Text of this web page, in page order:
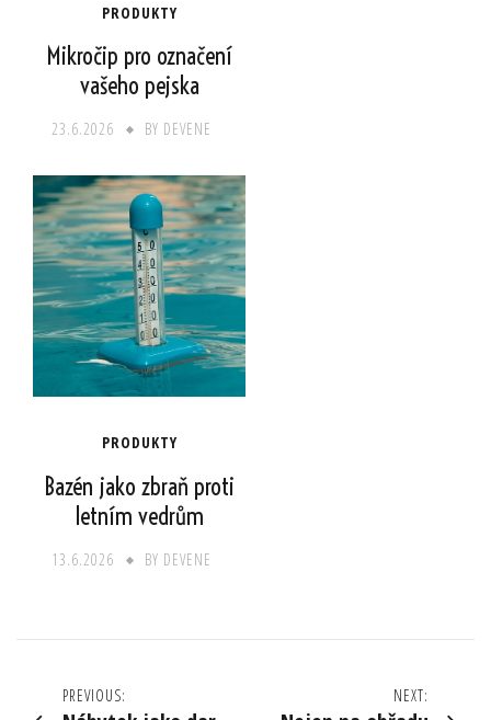
PRODUKTY
Mikročip pro označení
vašeho pejska
23.6.2026 BY DEVENE
PRODUKTY
Bazén jako zbraň proti
letním vedrům
13.6.2026 BY DEVENE
Navigace
PREVIOUS: NEXT: